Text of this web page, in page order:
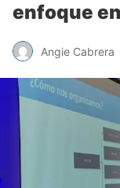
enfoque
Angie Cabrera